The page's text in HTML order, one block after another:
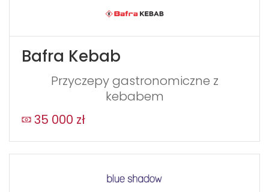
Bafra Kebab
Przyczepy gastronomiczne z
kebabem
35 000 zł